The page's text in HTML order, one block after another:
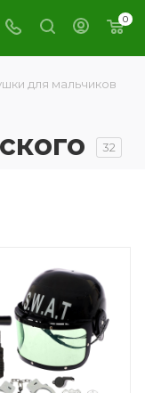
0
для мальчиков
32